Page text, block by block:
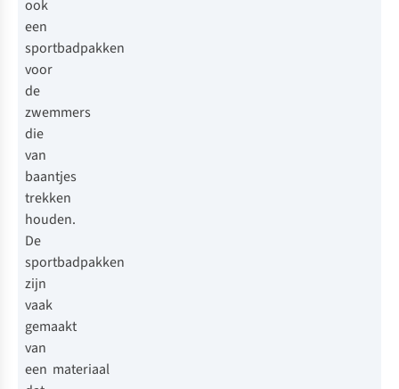
ook
een
sportbadpakken
voor
de
zwemmers
die
van
baantjes
trekken
houden.
De
sportbadpakken
zijn
vaak
gemaakt
van
een materiaal